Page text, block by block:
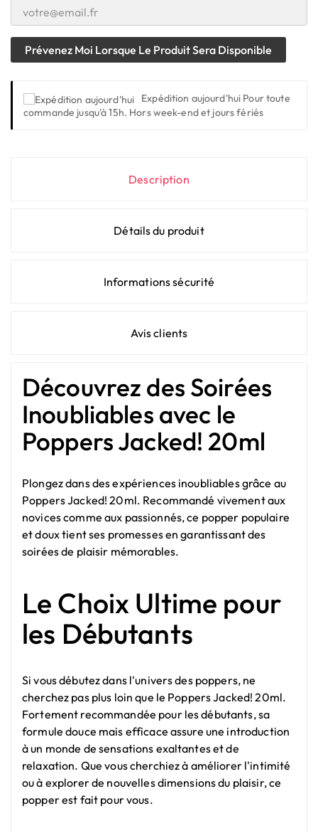
Prévenez Moi Lorsque Le Produit Sera Disponible
Expédition aujourd'hui Pour toute
commande jusqu'à 15h. Hors week-end et jours fériés
Description
Détails du produit
Informations sécurité
Avis clients
Découvrez des Soirées
Inoubliables avec le
Poppers Jacked! 20ml
Plongez dans des expériences inoubliables grâce au
Poppers Jacked! 20ml. Recommandé vivement aux
novices comme aux passionnés, ce popper populaire
et doux tient ses promesses en garantissant des
soirées de plaisir mémorables.
Le Choix Ultime pour
les Débutants
Si vous débutez dans l'univers des poppers, ne
cherchez pas plus loin que le Poppers Jacked! 20ml.
Fortement recommandée pour les débutants, sa
formule douce mais efficace assure une introduction
à un monde de sensations exaltantes et de
relaxation. Que vous cherchiez à améliorer l'intimité
ou à explorer de nouvelles dimensions du plaisir, ce
popper est fait pour vous.